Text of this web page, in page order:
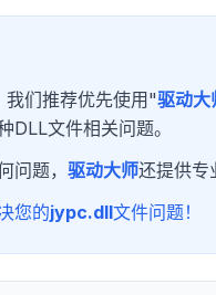
我们推荐优先使用"驱动大
DLL文件相关问题。
问题， 驱动大师还提供专
您的jypc.dll文件问题！